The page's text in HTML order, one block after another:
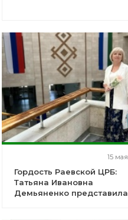
15
Гордость Раевской ЦРБ:
Татьяна Ивановна
Демьяненко представила